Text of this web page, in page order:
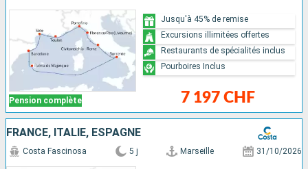
Pension complète 7 197 CHF
Jusqu'à 45% de remise
Excursions illimitées offertes
Restaurants de spécialités inclus
Pourboires Inclus
FRANCE, ITALIE, ESPAGNE
Costa Fascinosa 5 j Marseille 31/10/2026